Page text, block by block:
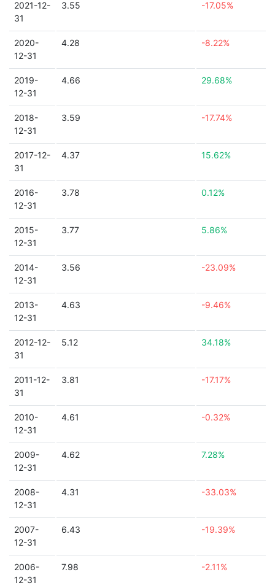
2021-12-
31
3.55 -17.05%
2020-
12-31
4.28 -8.22%
2019-
12-31
4.66 29.68%
2018-
12-31
3.59 -17.74%
2017-12-
31
4.37 15.62%
2016-
12-31
3.78 0.12%
2015-
12-31
3.77 5.86%
2014-
12-31
3.56 -23.09%
2013-
12-31
4.63 -9.46%
2012-12-
31
5.12 34.18%
2011-12-
31
3.81 -17.17%
2010-
12-31
4.61 -0.32%
2009-
12-31
4.62 7.28%
2008-
12-31
4.31 -33.03%
2007-
12-31
6.43 -19.39%
2006-
12-31
7.98 -2.11%